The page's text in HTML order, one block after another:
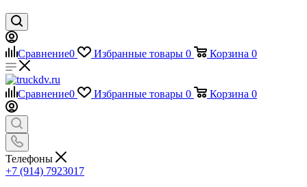
Сравнение0 Избранные товары 0 Корзина 0
Сравнение0 Избранные товары 0 Корзина 0
Телефоны
+7 (914) 7923017